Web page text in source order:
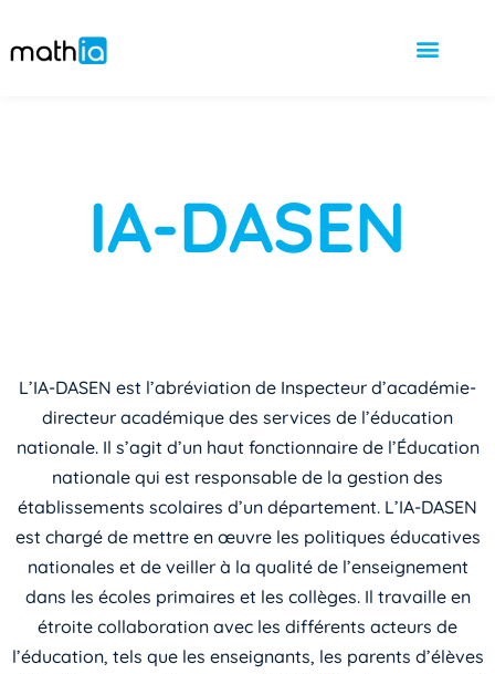
IA-DASEN
L’IA-DASEN est l’abréviation de Inspecteur d’académie-
directeur académique des services de l’éducation
nationale. Il s’agit d’un haut fonctionnaire de l’Éducation
nationale qui est responsable de la gestion des
établissements scolaires d’un département. L’IA-DASEN
est chargé de mettre en œuvre les politiques éducatives
nationales et de veiller à la qualité de l’enseignement
dans les écoles primaires et les collèges. Il travaille en
étroite collaboration avec les différents acteurs de
l’éducation, tels que les enseignants, les parents d’élèves